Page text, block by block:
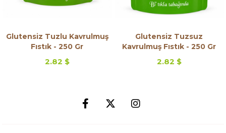
Kavrulmuş
- 250 Gr
Glutensiz Tuzsuz
Kavrulmuş Fıstık - 250 Gr